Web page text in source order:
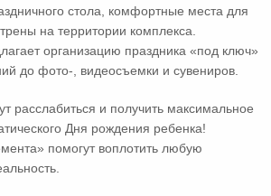
стола, комфортные места для
на территории комплекса.
организацию праздника «под ключ»
до фото-, видеосъемки и сувениров.
расслабиться и получить максимальное
Дня рождения ребенка!
помогут воплотить любую